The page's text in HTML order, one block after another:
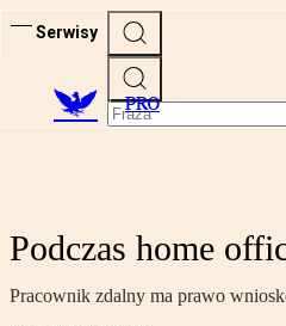
Serwisy
PRO
Podczas home
Pracownik zdalny ma prawo